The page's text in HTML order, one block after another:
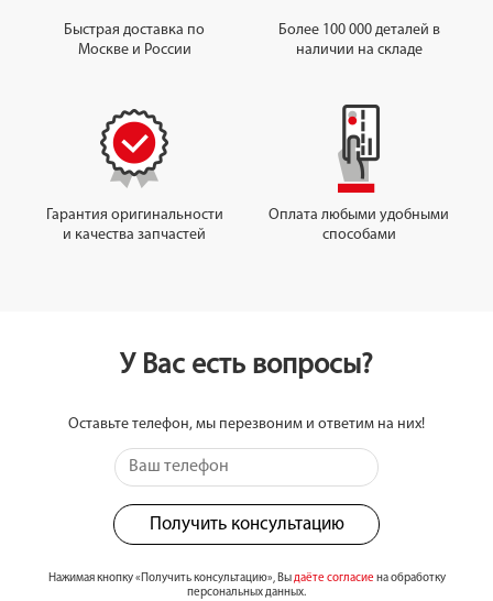
Быстрая доставка по
Москве и России
Более 100 000 деталей в
наличии на складе
Гарантия оригинальности
и качества запчастей
Оплата любыми удобными
способами
У Вас есть вопросы?
Оставьте телефон, мы перезвоним и ответим на них!
Получить консультацию
Нажимая кнопку «Получить консультацию», Выдаёте согласие на обработку
персональных данных.